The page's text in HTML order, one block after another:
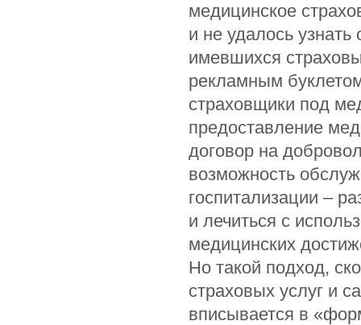
медицинское
и не удалось
имевшихся
рекламным
страховщики под
предоставление
договор на
возможность
госпитализации –
и лечиться с
медицинских
Но такой подход,
страховых услуг и
вписывается в